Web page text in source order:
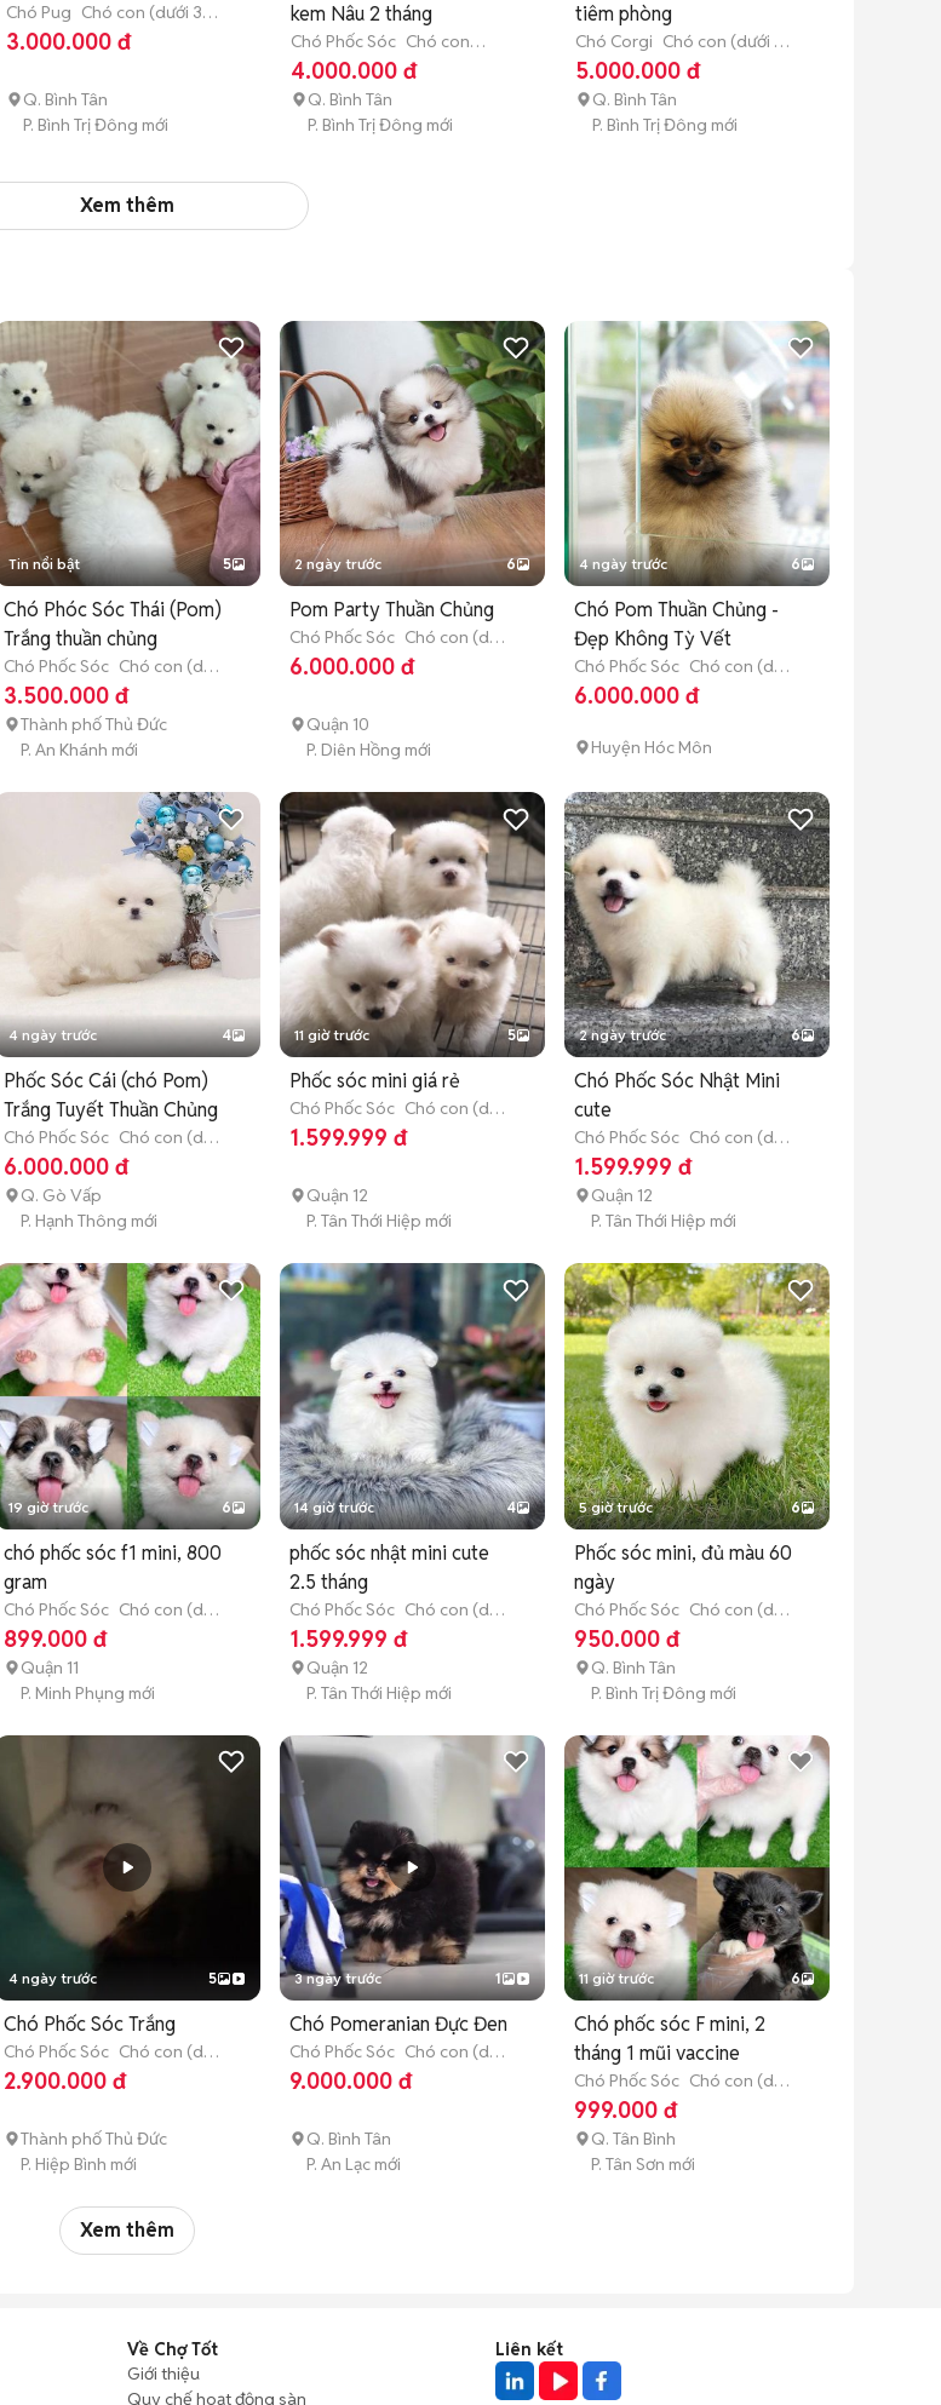
Chó Pug Chó con (dưới 3
tháng tuổi)
3.000.000 đ
Q. Bình Tân
P. Bình Trị Đông mới
kem Nâu 2 tháng
Chó Phốc Sóc Chó con
(dưới 3 tháng tuổi)
4.000.000 đ
Q. Bình Tân
P. Bình Trị Đông mới
tiêm phòng
Chó Corgi Chó con (dưới 3
tháng tuổi)
5.000.000 đ
Q. Bình Tân
P. Bình Trị Đông mới
Xem thêm
Tin nổi bật 5
Chó Phóc Sóc Thái (Pom)
Trắng thuần chủng
Chó Phốc Sóc Chó con (dưới
3 tháng tuổi)
3.500.000 đ
Thành phố Thủ Đức
P. An Khánh mới
2 ngày trước 6
Pom Party Thuần Chủng
Chó Phốc Sóc Chó con (dưới
3 tháng tuổi)
6.000.000 đ
Quận 10
P. Diên Hồng mới
4 ngày trước 6
Chó Pom Thuần Chủng -
Đẹp Không Tỳ Vết
Chó Phốc Sóc Chó con (dưới
3 tháng tuổi)
6.000.000 đ
Huyện Hóc Môn
4 ngày trước 4
Phốc Sóc Cái (chó Pom)
Trắng Tuyết Thuần Chủng
Chó Phốc Sóc Chó con (dưới
3 tháng tuổi)
6.000.000 đ
Q. Gò Vấp
P. Hạnh Thông mới
11 giờ trước 5
Phốc sóc mini giá rẻ
Chó Phốc Sóc Chó con (dưới
3 tháng tuổi)
1.599.999 đ
Quận 12
P. Tân Thới Hiệp mới
2 ngày trước 6
Chó Phốc Sóc Nhật Mini
cute
Chó Phốc Sóc Chó con (dưới
3 tháng tuổi)
1.599.999 đ
Quận 12
P. Tân Thới Hiệp mới
19 giờ trước 6
chó phốc sóc f1 mini, 800
gram
Chó Phốc Sóc Chó con (dưới
3 tháng tuổi)
899.000 đ
Quận 11
P. Minh Phụng mới
14 giờ trước 4
phốc sóc nhật mini cute
2.5 tháng
Chó Phốc Sóc Chó con (dưới
3 tháng tuổi)
1.599.999 đ
Quận 12
P. Tân Thới Hiệp mới
5 giờ trước 6
Phốc sóc mini, đủ màu 60
ngày
Chó Phốc Sóc Chó con (dưới
3 tháng tuổi)
950.000 đ
Q. Bình Tân
P. Bình Trị Đông mới
4 ngày trước 5
Chó Phốc Sóc Trắng
Chó Phốc Sóc Chó con (dưới
3 tháng tuổi)
2.900.000 đ
Thành phố Thủ Đức
P. Hiệp Bình mới
3 ngày trước 1
Chó Pomeranian Đực Đen
Chó Phốc Sóc Chó con (dưới
3 tháng tuổi)
9.000.000 đ
Q. Bình Tân
P. An Lạc mới
11 giờ trước 6
Chó phốc sóc F mini, 2
tháng 1 mũi vaccine
Chó Phốc Sóc Chó con (dưới
3 tháng tuổi)
999.000 đ
Q. Tân Bình
P. Tân Sơn mới
Xem thêm
Về Chợ Tốt
Giới thiệu
Quy chế hoạt động sàn
Liên kết